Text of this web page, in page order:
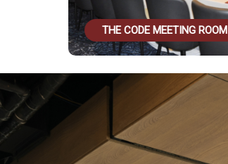
THE CODE MEETING ROOM